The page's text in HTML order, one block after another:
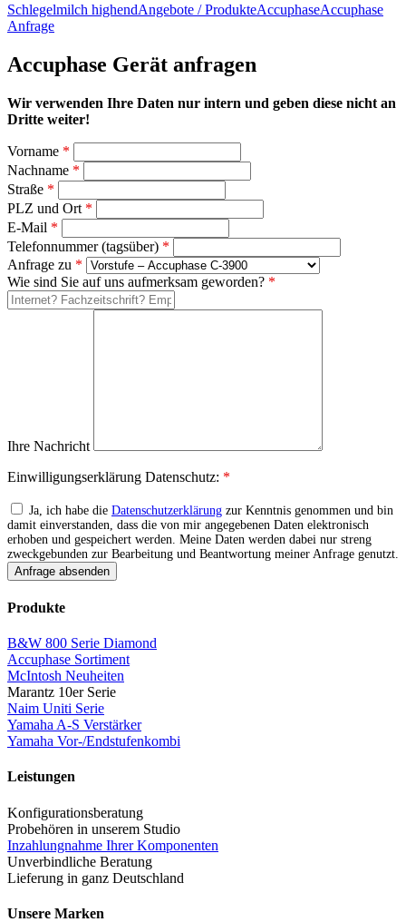
Schlegelmilch highendAngebote / ProdukteAccuphaseAccuphase
Anfrage
Accuphase Gerät anfragen
Wir verwenden Ihre Daten nur intern und geben diese nicht an
Dritte weiter!
Vorname *
Nachname *
Straße *
PLZ und Ort *
E-Mail *
Telefonnummer (tagsüber) *
Anfrage zu *
Wie sind Sie auf uns aufmerksam geworden? *
Ihre Nachricht
Einwilligungserklärung Datenschutz: *
Ja, ich habe die Datenschutzerklärung zur Kenntnis genommen und bin
damit einverstanden, dass die von mir angegebenen Daten elektronisch
erhoben und gespeichert werden. Meine Daten werden dabei nur streng
zweckgebunden zur Bearbeitung und Beantwortung meiner Anfrage genutzt.
Produkte
B&W 800 Serie Diamond
Accuphase Sortiment
McIntosh Neuheiten
Marantz 10er Serie
Naim Uniti Serie
Yamaha A-S Verstärker
Yamaha Vor-/Endstufenkombi
Leistungen
Konfigurationsberatung
Probehören in unserem Studio
Inzahlungnahme Ihrer Komponenten
Unverbindliche Beratung
Lieferung in ganz Deutschland
Unsere Marken